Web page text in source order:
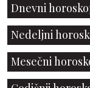
Dnevni
Nedeljni
Mesečni